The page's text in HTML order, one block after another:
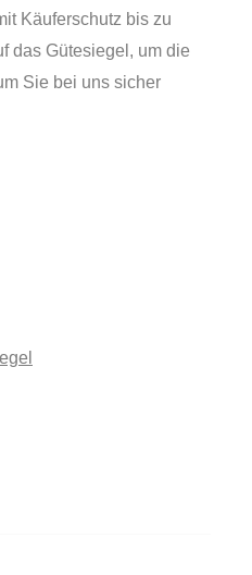
Käuferschutz bis zu
das Gütesiegel, um die
Sie bei uns sicher